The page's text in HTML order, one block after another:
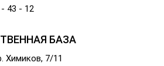
43 - 12
БАЗА
Химиков, 7/11